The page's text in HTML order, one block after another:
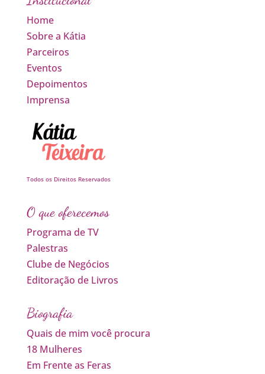
Home
Sobre a Kátia
Parceiros
Eventos
Depoimentos
Imprensa
Todos os Direitos Reservados
O que oferecemos
Programa de TV
Palestras
Clube de Negócios
Editoração de Livros
Biografia
Quais de mim você procura
18 Mulheres
Em Frente as Feras